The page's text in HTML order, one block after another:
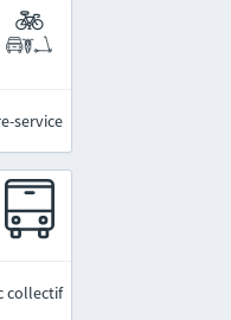
service
collectif